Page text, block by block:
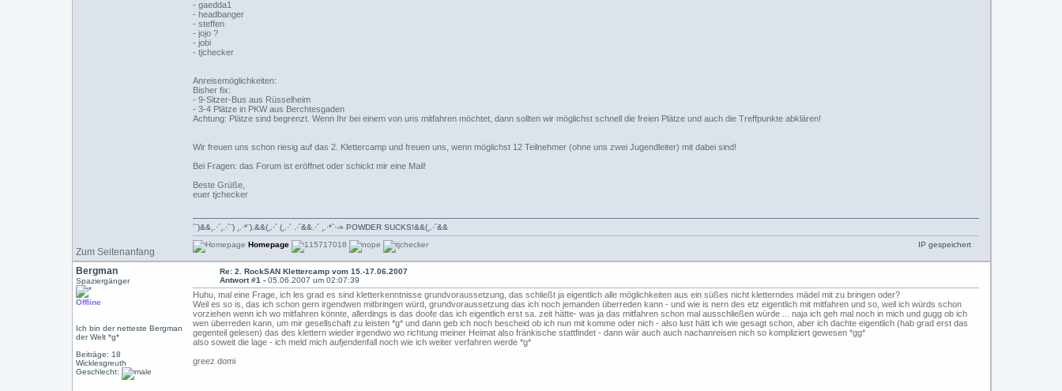
- gaedda1
- headbanger
- steffen
- jojo ?
- jobi
- tjchecker
Anreisemöglichkeiten:
Bisher fix:
- 9-Sitzer-Bus aus Rüsselheim
- 3-4 Plätze in PKW aus Berchtesgaden
Achtung: Plätze sind begrenzt. Wenn Ihr bei einem von uns mitfahren möchtet, dann sollten wir möglichst schnell die freien Plätze und auch die Treffpunkte abklären!
Wir freuen uns schon riesig auf das 2. Klettercamp und freuen uns, wenn möglichst 12 Teilnehmer (ohne uns zwei Jugendleiter) mit dabei sind!
Bei Fragen: das Forum ist eröffnet oder schickt mir eine Mail!
Beste Grüße,
euer tjchecker
Zum Seitenanfang
´¨)&&¸.·´¸.·´¨) ¸.·*¨).&&(¸.·´ (¸.·´ .·´&&.·´ ¸.·*`·-» POWDER SUCKS!&&(¸.·´&&
Homepage
IP gespeichert
Bergman
Spaziergänger
Offline
Ich bin der netteste Bergman
der Welt *g*
Beiträge: 18
Wicklesgreuth
Geschlecht:
Re: 2. RockSAN Klettercamp vom 15.-17.06.2007
Antwort #1 -05.06.2007 um 02:07:39
Huhu, mal eine Frage, ich les grad es sind kletterkenntnisse grundvoraussetzung, das schließt ja eigentlich alle möglichkeiten aus ein süßes nicht kletterndes mädel mit zu bringen oder?
Weil es so is, das ich schon gern irgendwen mitbringen würd, grundvoraussetzung das ich noch jemanden überreden kann - und wie is nern des etz eigentlich mit mitfahren und so, weil ich würds schon
vorziehen wenn ich wo mitfahren könnte, allerdings is das doofe das ich eigentlich erst sa. zeit hätte- was ja das mitfahren schon mal ausschließen würde ... naja ich geh mal noch in mich und gugg ob ich
wen überreden kann, um mir gesellschaft zu leisten *g* und dann geb ich noch bescheid ob ich nun mit komme oder nich - also lust hätt ich wie gesagt schon, aber ich dachte eigentlich (hab grad erst das
gegenteil gelesen) das des klettern wieder irgendwo wo richtung meiner Heimat also fränkische stattfindet - dann wär auch auch nachanreisen nich so kompliziert gewesen *gg*
also soweit die lage - ich meld mich aufjendenfall noch wie ich weiter verfahren werde *g*
greez domi